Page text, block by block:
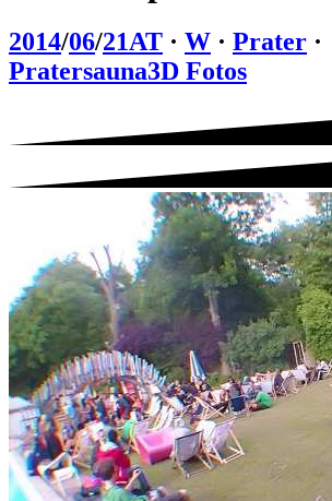
2014/06/21AT · W · Prater ·
Pratersauna3D Fotos